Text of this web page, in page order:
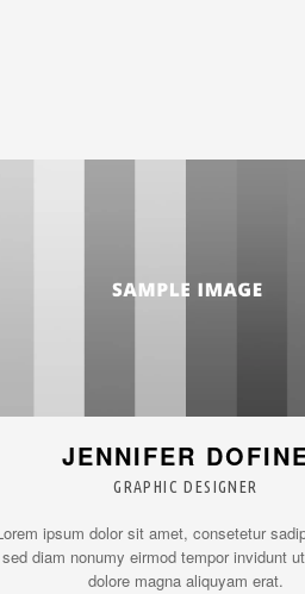
JENNIFER
GRAPHIC DESIGNER
ipsum dolor sit amet, consetetur
sed diam nonumy eirmod tempor invidunt
dolore magna aliquyam erat.